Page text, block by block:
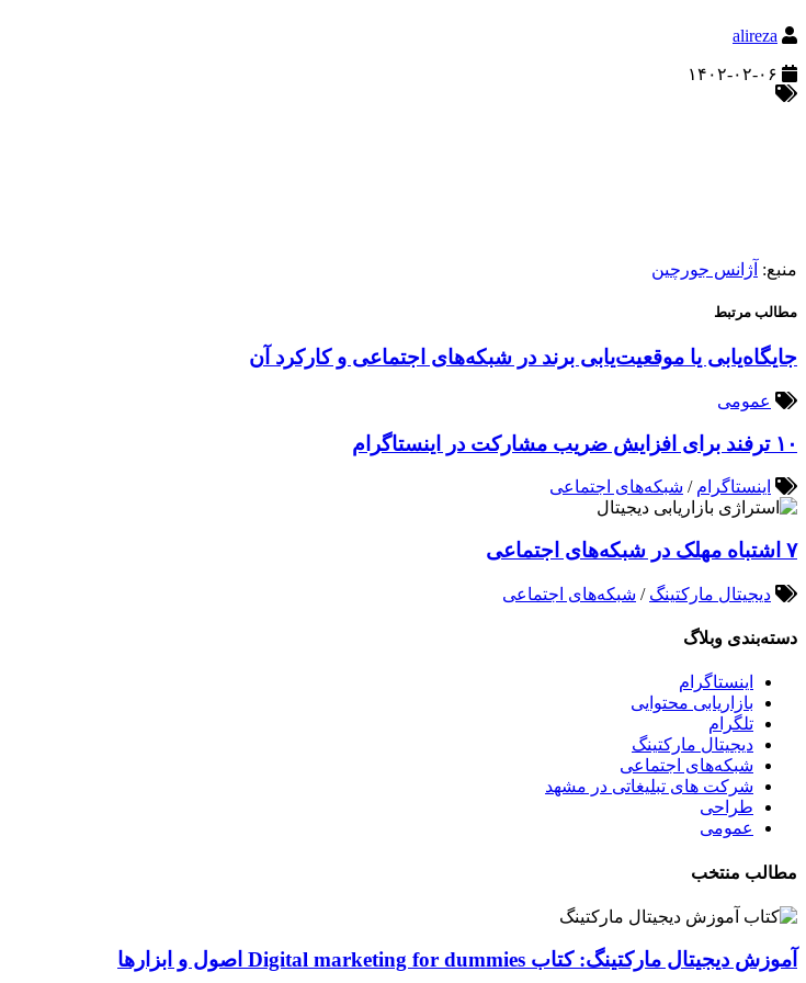
alireza
منبع: آژانس جورچین
مطالب مرتبط
جایگاه‌یابی یا موقعیت‌یابی برند در شبکه‌های اجتماعی و کارکرد آن
عمومی
۱۰ ترفند برای افزایش ضریب مشارکت در اینستاگرام
اینستاگرام / شبکه‌های اجتماعی
۷ اشتباه مهلک در شبکه‌های اجتماعی
دیجیتال مارکتینگ / شبکه‌های اجتماعی
دسته‌بندی وبلاگ
اینستاگرام
بازاریابی محتوایی
تلگرام
دیجیتال مارکتینگ
شبکه‌های اجتماعی
شرکت های تبلیغاتی در مشهد
طراحی
عمومی
مطالب منتخب
آموزش دیجیتال مارکتینگ: کتاب Digital marketing for dummies اصول و ابزارها